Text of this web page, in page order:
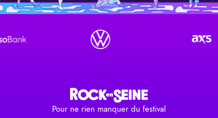
Pour ne rien manquer du festival